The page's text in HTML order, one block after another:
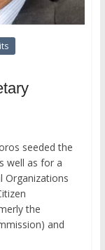
seeded the
well as for a
Organizations
the
and